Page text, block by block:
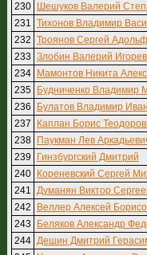
230
Шешуков Валерий
231 Тихонов Владимир
232 Троянов Сергей
233 Злобин Валерий
234
Мамонтов Никита
235
Будниченко Владимир
236
Булатов Владимир
237
Каплан Борис
238
Паукман Лев
239
Гинзбургский Дмитрий
240
Кореневский Сергей
241 Думанян Виктор
242
Веллер Алексей
243
Беляков Александр
244 Дешин Дмитрий